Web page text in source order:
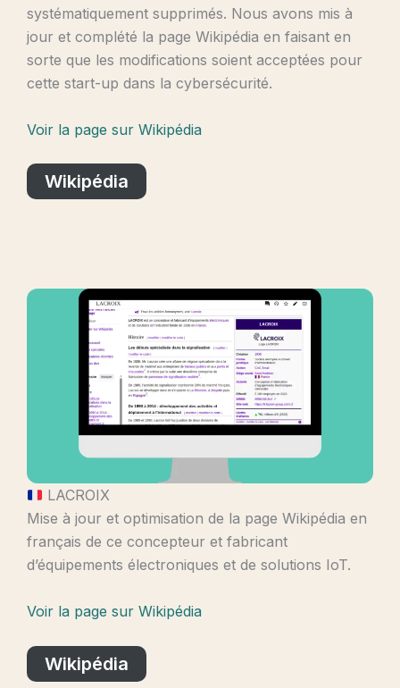
systématiquement supprimés. Nous avons mis à
jour et complété la page Wikipédia en faisant en
sorte que les modifications soient acceptées pour
cette start-up dans la cybersécurité.
Voir la page sur Wikipédia
Wikipédia
LACROIX
Mise à jour et optimisation de la page Wikipédia en
français de ce concepteur et fabricant
d’équipements électroniques et de solutions IoT.
Voir la page sur Wikipédia
Wikipédia